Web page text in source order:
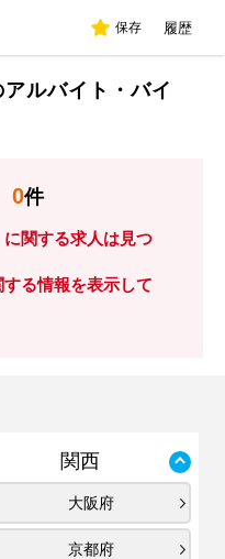
保存 履歴
ルバイト・バイ
0件
に関する求人は見つ
する情報を表示して
関西
大阪府
京都府